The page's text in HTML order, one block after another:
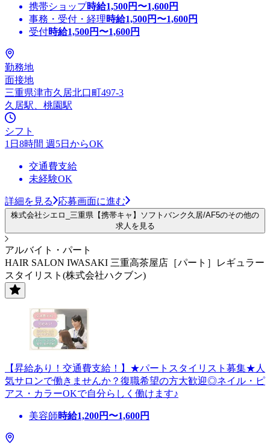
携帯ショップ時給1,500円〜1,600円
事務・受付・経理時給1,500円〜1,600円
受付時給1,500円〜1,600円
勤務地
面接地
三重県津市久居北口町497-3
久居駅、桃園駅
シフト
1日8時間 週5日からOK
交通費支給
未経験OK
詳細を見る 応募画面に進む
株式会社シエロ_三重県【携帯キャ】ソフトバンク久居/AF5のその他の
求人を見る
アルバイト・パート
HAIR SALON IWASAKI 三重高茶屋店［パート］レギュラー
スタイリスト(株式会社ハクブン)
【昇給あり！交通費支給！】★パートスタイリスト募集★人
気サロンで働きませんか？復職希望の方大歓迎◎ネイル・ピ
アス・カラーOKで自分らしく働けます♪
美容師時給1,200円〜1,600円